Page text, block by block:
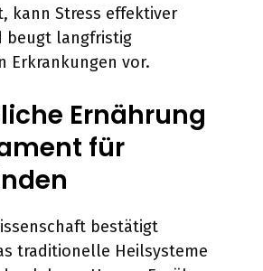
kann Stress effektiver
beugt langfristig
Erkrankungen vor.
Ernährung
für
bestätigt
traditionelle Heilsysteme